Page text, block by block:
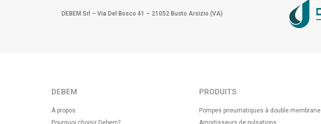
DEBEM Srl – Via Del Bosco 41 – 21052 Busto Arsizio (VA)
DEBEM
À propos
Pourquoi choisir Debem?
PRODUITS
Pompes pneumatiques à double membrane
Amortisseurs de pulsations